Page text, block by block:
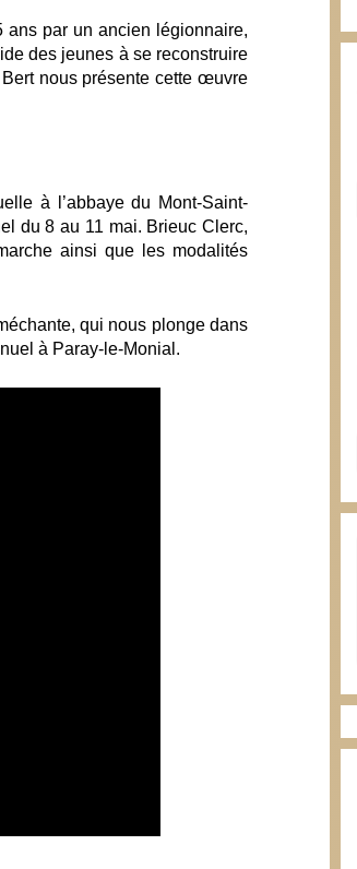
ans par un ancien légionnaire,
des jeunes à se reconstruire
nous présente cette œuvre
à l’abbaye du Mont-Saint-
du 8 au 11 mai. Brieuc Clerc,
ainsi que les modalités
qui nous plonge dans
à Paray-le-Monial.